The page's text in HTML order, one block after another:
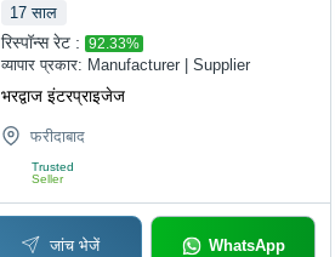
17 साल
रिस्पॉन्स रेट : 92.33%
व्यापार प्रकार: Manufacturer | Supplier
भरद्वाज इंटरप्राइजेज
फरीदाबाद
Trusted
Seller
जांच भेजें WhatsApp